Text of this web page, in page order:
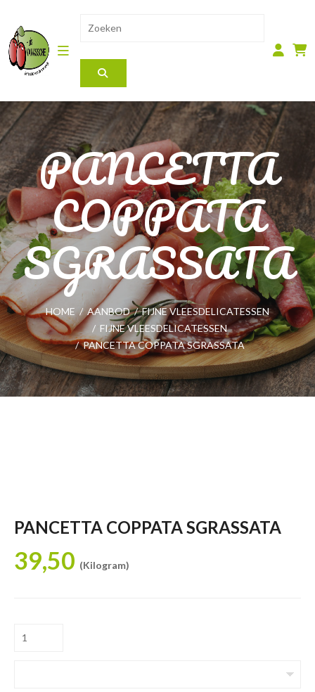
PANCETTA
COPPATA
SGRASSATA
HOME / AANBOD / FIJNE VLEESDELICATESSEN
/ FIJNE VLEESDELICATESSEN
/ PANCETTA COPPATA SGRASSATA
PANCETTA COPPATA SGRASSATA
39,50 (Kilogram)